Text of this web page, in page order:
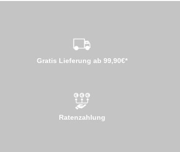
Gratis Lieferung ab 99,90€*
Ratenzahlung